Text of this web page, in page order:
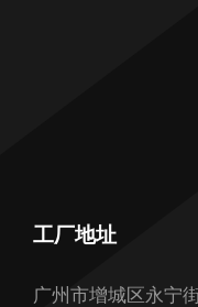
工厂地址
广州市增城区永宁